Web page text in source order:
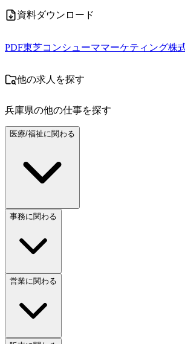
資料ダウンロード
PDF
他の求人を探す
兵庫県の他の仕事を探す
医療/福祉に関わる
事務に関わる
営業に関わる